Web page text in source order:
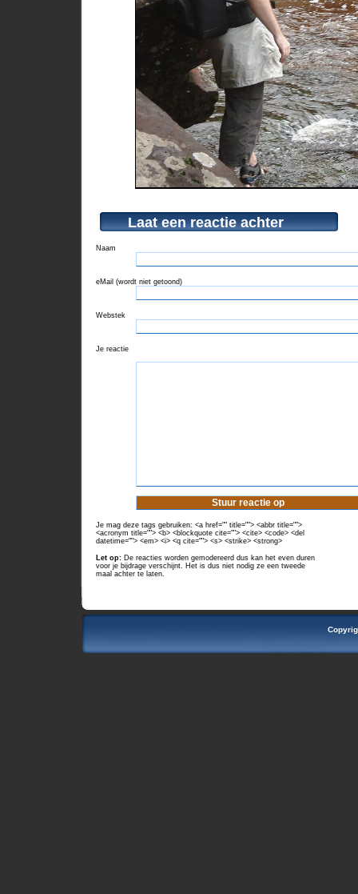
Laat een reactie achter
Naam
eMail (wordt niet getoond)
Webstek
Je reactie
Je mag deze tags gebruiken: <a href="" title=""> <abbr title="">
<acronym title=""> <b> <blockquote cite=""> <cite> <code> <del
datetime=""> <em> <i> <q cite=""> <s> <strike> <strong>
Let op: De reacties worden gemodereerd dus kan het even duren
voor je bijdrage verschijnt. Het is dus niet nodig ze een tweede
maal achter te laten.